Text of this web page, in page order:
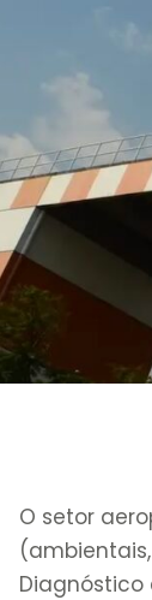
O setor
Diagnóstico